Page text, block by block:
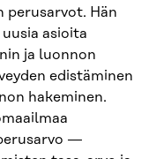
perusarvot. Hän
asioita
ja luonnon
edistäminen
hakeminen.
—